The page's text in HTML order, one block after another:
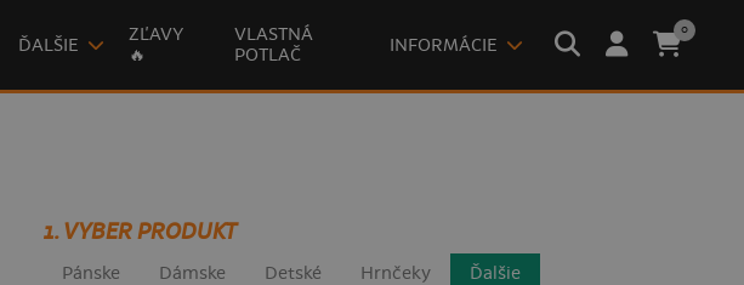
ĎALŠIE
ZĽAVY
🔥
VLASTNÁ
POTLAČ
INFORMÁCIE
0
1. VYBER PRODUKT
Pánske Dámske Detské Hrnčeky Ďalšie